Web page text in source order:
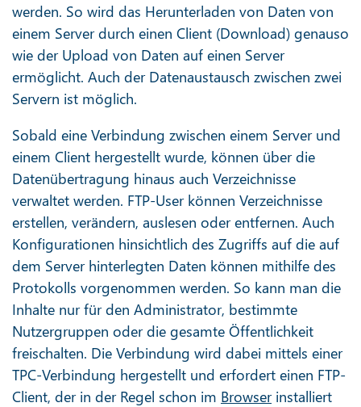
werden. So wird das Herunterladen von Daten von
einem Server durch einen Client (Download) genauso
wie der Upload von Daten auf einen Server
ermöglicht. Auch der Datenaustausch zwischen zwei
Servern ist möglich.
Sobald eine Verbindung zwischen einem Server und
einem Client hergestellt wurde, können über die
Datenübertragung hinaus auch Verzeichnisse
verwaltet werden. FTP-User können Verzeichnisse
erstellen, verändern, auslesen oder entfernen. Auch
Konfigurationen hinsichtlich des Zugriffs auf die auf
dem Server hinterlegten Daten können mithilfe des
Protokolls vorgenommen werden. So kann man die
Inhalte nur für den Administrator, bestimmte
Nutzergruppen oder die gesamte Öffentlichkeit
freischalten. Die Verbindung wird dabei mittels einer
TPC-Verbindung hergestellt und erfordert einen FTP-
Client, der in der Regel schon im Browserinstalliert